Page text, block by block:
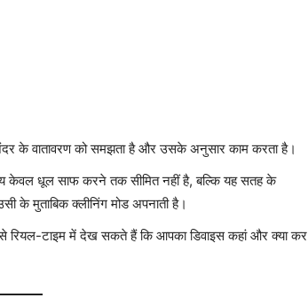
के वातावरण को समझता है और उसके अनुसार काम करता है।
धूल साफ करने तक सीमित नहीं है, बल्कि यह सतह के
के मुताबिक क्लीनिंग मोड अपनाती है।
रियल-टाइम में देख सकते हैं कि आपका डिवाइस कहां और क्या कर